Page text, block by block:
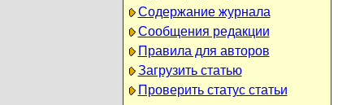
Содержание журнала
Сообщения редакции
Правила для авторов
Загрузить статью
Проверить статус статьи